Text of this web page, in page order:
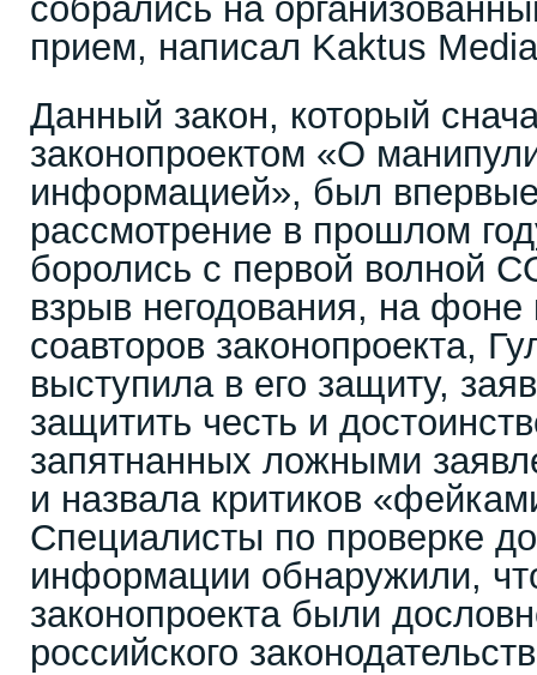
собрались на
прием, написал Kaktus
Данный закон, который
законопроектом «О
информацией», был
рассмотрение в прошлом
боролись с первой волной
взрыв негодования, на фоне
соавторов законопроекта,
выступила в его защиту,
защитить честь и
запятнанных ложными
и назвала критиков
Специалисты по проверке
информации обнаружили,
законопроекта были
российского